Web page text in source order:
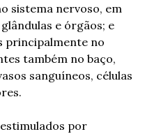
sistema nervoso, em
e órgãos; e
principalmente no
também no baço,
sanguíneos, células
por